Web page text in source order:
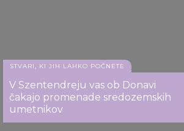
Palača Brunswick, Martonvásár
STVARI, KI JIH LAHKO POČNETE
V Szentendreju vas ob Donavi
čakajo promenade sredozemskih
umetnikov